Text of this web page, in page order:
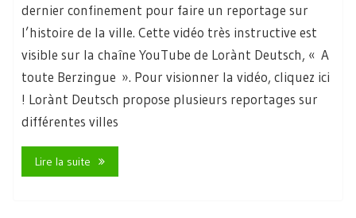
dernier confinement pour faire un reportage sur
l’histoire de la ville. Cette vidéo très instructive est
visible sur la chaîne YouTube de Lorànt Deutsch, « A
toute Berzingue ». Pour visionner la vidéo, cliquez ici
! Lorànt Deutsch propose plusieurs reportages sur
différentes villes
Lire la suite